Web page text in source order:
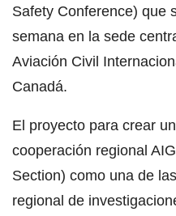
Safety Conference) que
semana en la sede
Aviación Civil
Canadá.
El proyecto para crear
cooperación regional
Section) como una de
regional de